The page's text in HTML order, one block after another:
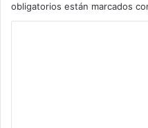
obligatorios están marcados